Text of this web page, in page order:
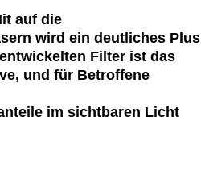
auf die
wird ein deutliches Plus
Filter ist das
und für Betroffene
im sichtbaren Licht